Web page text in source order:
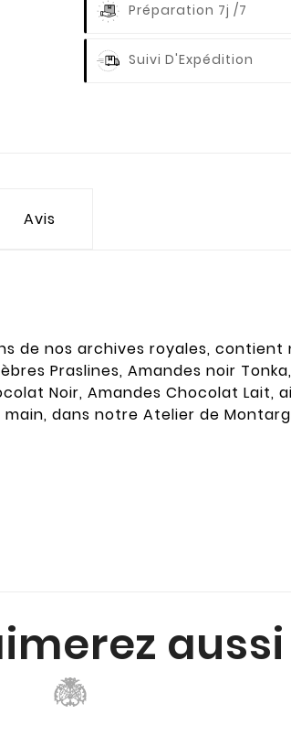
Préparation 7j /7
Suivi D'Expédition
Avis
de nos archives royales,
Praslines, Amandes noir
Noir, Amandes Chocolat Lait,
dans notre Atelier de
aussi